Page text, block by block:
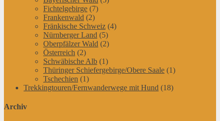
Fichtelgebirge (7)
Frankenwald (2)
Fränkische Schweiz (4)
Nürnberger Land (5)
Oberpfälzer Wald (2)
Österreich (2)
Schwäbische Alb (1)
Thüringer Schiefergebirge/Obere Saale (1)
Tschechien (1)
Trekkingtouren/Fernwanderwege mit Hund (18)
Archiv